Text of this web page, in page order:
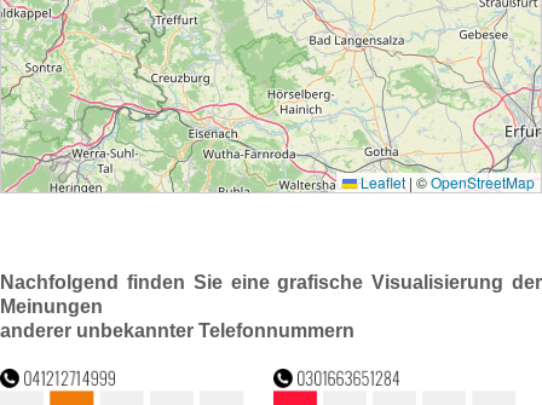
Nachfolgend finden Sie eine grafische Visualisierung der
Meinungen
anderer unbekannter Telefonnummern